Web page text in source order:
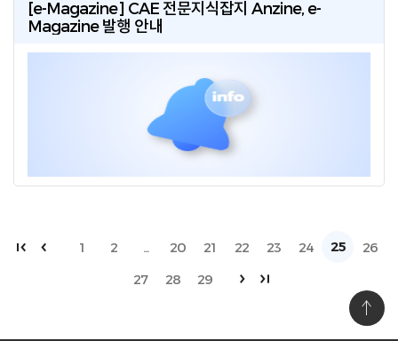
[e-Magazine] CAE 전문지식잡지 Anzine, e-
Magazine 발행 안내
1 2 ... 20 21 22 23 24 25
26
27
28 29